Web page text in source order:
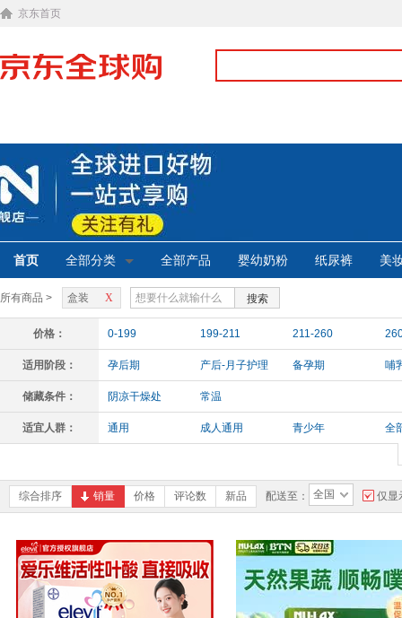
京东首页
首页 全部分类 全部产品 婴幼奶粉 纸尿裤 美
所有商品 > X
盒装 搜索
价格： 0-199 199-211 211-260
适用阶段： 孕后期 产后-月子护理 备孕期 哺
储藏条件： 阴凉干燥处 常温
适宜人群： 通用 成人通用 青少年 全
综合排序 销量 价格 评论数 新品 配送至： 全国 仅显